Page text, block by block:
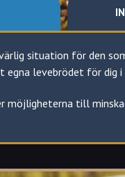
situation för den
levebrödet för dig i
möjligheterna till